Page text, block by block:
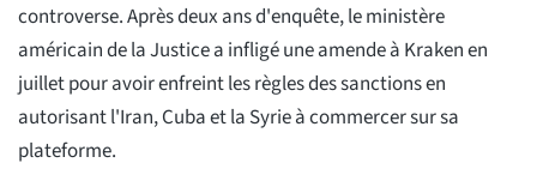
controverse. Après deux ans d'enquête, le ministère
américain de la Justice a infligé une amende à Kraken en
juillet pour avoir enfreint les règles des sanctions en
autorisant l'Iran, Cuba et la Syrie à commercer sur sa
plateforme.